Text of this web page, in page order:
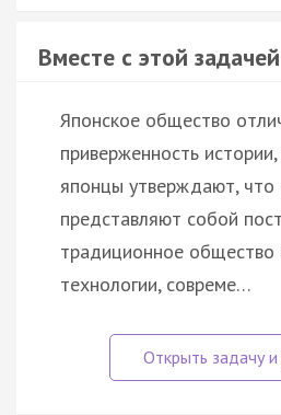
Вместе с этой
Японское общество
приверженность
японцы утверждают, что
представляют собой
традиционное общество
технологии, совреме…